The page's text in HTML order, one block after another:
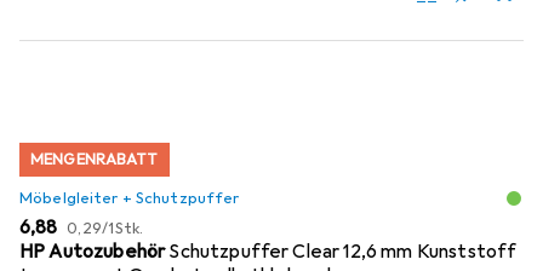
MENGENRABATT
Möbelgleiter + Schutzpuffer
EUR
6,88 EUR
0,29/1Stk.
HP AutozubehörSchutzpuffer Clear 12,6 mm Kunststoff